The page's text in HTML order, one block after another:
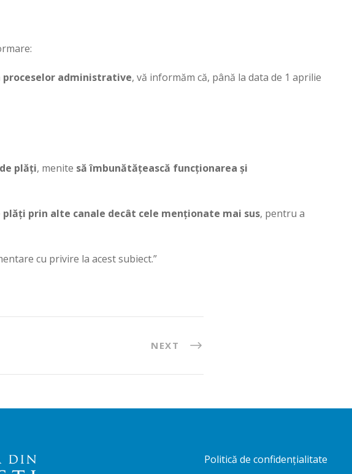
administrative, vă informăm că, până la data de 1 aprilie
plăți, menite să îmbunătățească funcționarea și
prin alte canale decât cele menționate mai sus, pentru a
cu privire la acest subiect.”
NEXT
Politică de confidențialitate